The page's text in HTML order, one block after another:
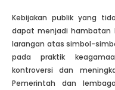
Kebijakan publik yang
dapat menjadi hambatan
larangan atas simbol-
pada praktik
kontroversi dan
Pemerintah dan